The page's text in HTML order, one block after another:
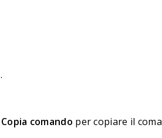
.
Copia comando per copiare il